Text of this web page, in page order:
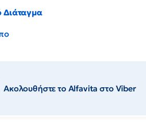
Διάταγμα
Ακολουθήστε το Αlfavita στο Viber